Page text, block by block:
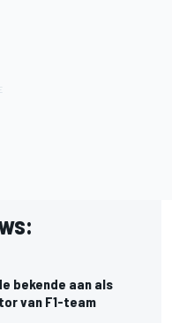
bekende aan als
van F1-team